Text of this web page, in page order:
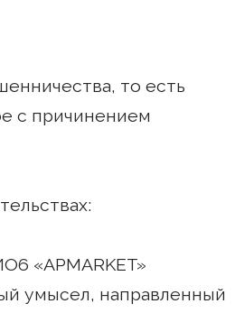
то есть
с причинением
«APMARKET»
умысел, направленный